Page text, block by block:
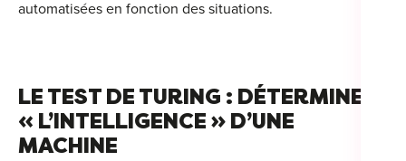
automatisées en fonction des situations.
LE TEST DE TURING : DÉTERMINER
« L’INTELLIGENCE » D’UNE
MACHINE